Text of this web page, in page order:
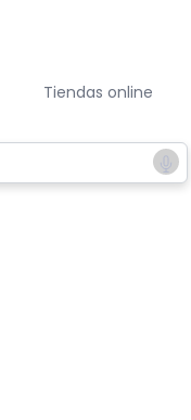
Tiendas online